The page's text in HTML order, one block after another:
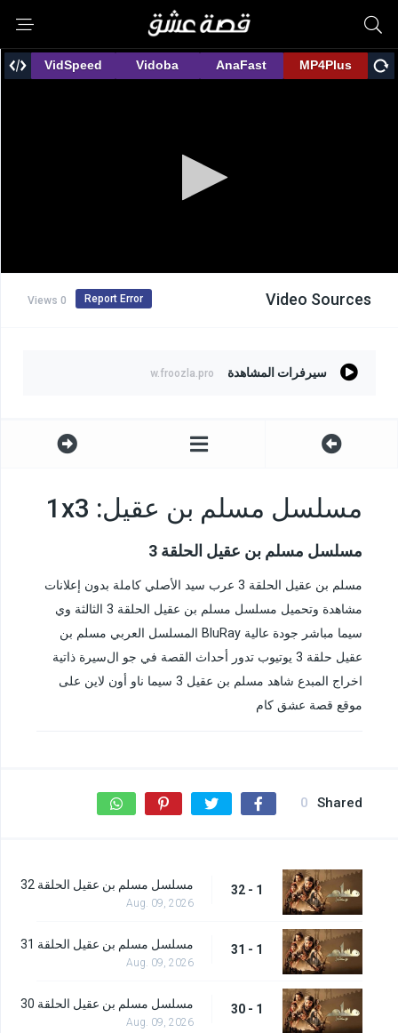
Video Sources
0 Views Report Error
سيرفرات المشاهدة w.froozla.pro
مسلسل مسلم بن عقيل: 1x3
مسلسل مسلم بن عقيل الحلقة 3
مسلم بن عقيل الحلقة 3 عرب سيد الأصلي كاملة بدون إعلانات
مشاهدة وتحميل مسلسل مسلم بن عقيل الحلقة 3 الثالثة وي
سيما مباشر جودة عالية BluRay المسلسل العربي مسلم بن
عقيل حلقة 3 يوتيوب تدور أحداث القصة في جو الﺳﻴﺮﺓ ﺫاﺗﻴﺔ
اخراج المبدع شاهد مسلم بن عقيل 3 سيما ناو أون لاين على
موقع قصة عشق كام
Shared
0
1 - 32 مسلسل مسلم بن عقيل الحلقة 32
Aug. 09, 2026
1 - 31 مسلسل مسلم بن عقيل الحلقة 31
Aug. 09, 2026
1 - 30 مسلسل مسلم بن عقيل الحلقة 30
Aug. 09, 2026